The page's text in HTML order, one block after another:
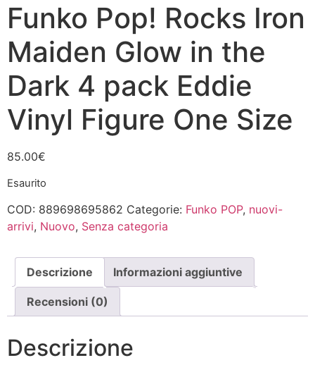
Funko Pop! Rocks Iron
Maiden Glow in the
Dark 4 pack Eddie
Vinyl Figure One Size
85.00€
Esaurito
COD: 889698695862 Categorie: Funko POP, nuovi-
arrivi, Nuovo, Senza categoria
Descrizione Informazioni aggiuntive
Recensioni (0)
Descrizione